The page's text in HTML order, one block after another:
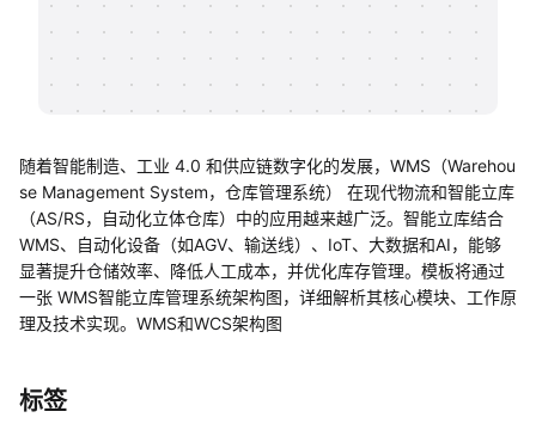
随着智能制造、工业 4.0 和供应链数字化的发展，WMS（Warehou
se Management System，仓库管理系统） 在现代物流和智能立库
（AS/RS，自动化立体仓库）中的应用越来越广泛。智能立库结合
WMS、自动化设备（如AGV、输送线）、IoT、大数据和AI，能够
显著提升仓储效率、降低人工成本，并优化库存管理。模板将通过
一张 WMS智能立库管理系统架构图，详细解析其核心模块、工作原
理及技术实现。WMS和WCS架构图
标签